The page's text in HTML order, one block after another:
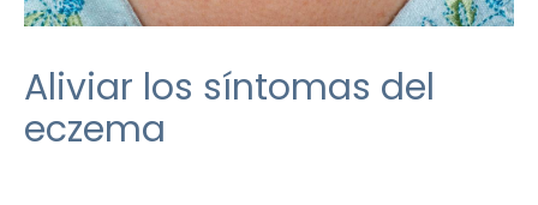
Aliviar los síntomas del
eczema